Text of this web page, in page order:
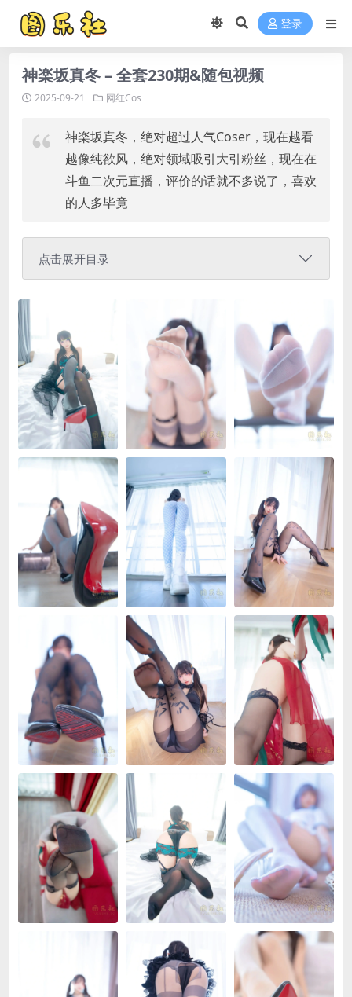
登录
神楽坂真冬 – 全套230期&随包视频
2025-09-21 网红Cos
神楽坂真冬，绝对超过人气Coser，现在越看
越像纯欲风，绝对领域吸引大引粉丝，现在在
斗鱼二次元直播，评价的话就不多说了，喜欢
的人多毕竟
点击展开目录